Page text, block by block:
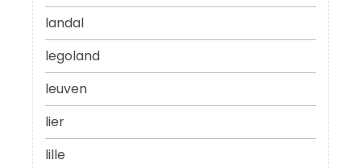
landal
legoland
leuven
lier
lille